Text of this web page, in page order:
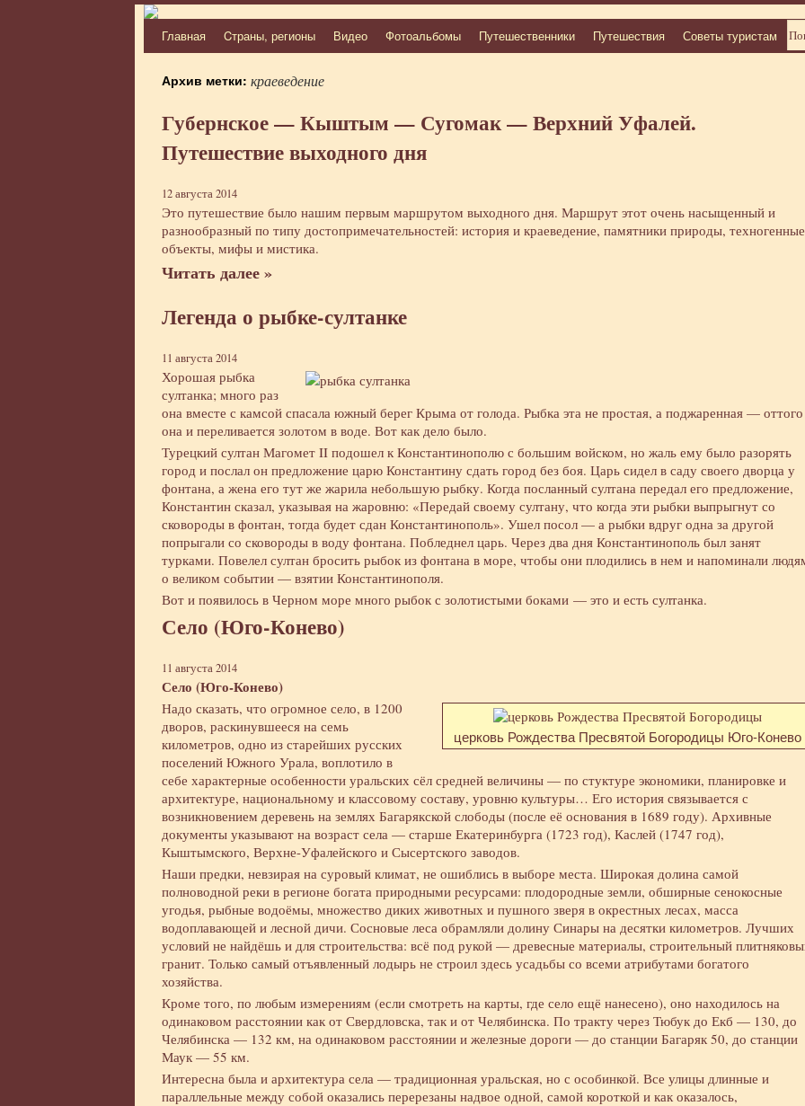
Перейти
Главная Cтраны, регионы Видео Фотоальбомы Путешественники Путешествия Советы туристам
Архив метки: краеведение
Губернское — Кыштым — Сугомак — Верхний Уфалей.
Путешествие выходного дня
12 августа 2014
Это путешествие было нашим первым маршрутом выходного дня. Маршрут этот очень насыщенный и
разнообразный по типу достопримечательностей: история и краеведение, памятники природы, техногенные
объекты, мифы и мистика.
Читать далее »
Легенда о рыбке-султанке
11 августа 2014
Хорошая рыбка
султанка; много раз
она вместе с камсой спасала южный берег Крыма от голода. Рыбка эта не простая, а поджаренная — оттого
она и переливается золотом в воде. Вот как дело было.
Турецкий султан Магомет II подошел к Константинополю с большим войском, но жаль ему было разорять
город и послал он предложение царю Константину сдать город без боя. Царь сидел в саду своего дворца у
фонтана, а жена его тут же жарила небольшую рыбку. Когда посланный султана передал его предложение,
Константин сказал, указывая на жаровню: «Передай своему султану, что когда эти рыбки выпрыгнут со
сковороды в фонтан, тогда будет сдан Константинополь». Ушел посол — а рыбки вдруг одна за другой
попрыгали со сковороды в воду фонтана. Побледнел царь. Через два дня Константинополь был занят
турками. Повелел султан бросить рыбок из фонтана в море, чтобы они плодились в нем и напоминали
о великом событии — взятии Константинополя.
Вот и появилось в Черном море много рыбок с золотистыми боками — это и есть султанка.
Село (Юго-Конево)
11 августа 2014
Село (Юго-Конево)
церковь Рождества Пресвятой Богородицы Юго-Конево
Надо сказать, что огромное село, в 1200
дворов, раскинувшееся на семь
километров, одно из старейших русских
поселений Южного Урала, воплотило в
себе характерные особенности уральских сёл средней величины — по стуктуре экономики, планировке и
архитектуре, национальному и классовому составу, уровню культуры… Его история связывается с
возникновением деревень на землях Багарякской слободы (после её основания в 1689 году). Архивные
документы указывают на возраст села — старше Екатеринбурга (1723 год), Каслей (1747 год),
Кыштымского, Верхне-Уфалейского и Сысертского заводов.
Наши предки, невзирая на суровый климат, не ошиблись в выборе места. Широкая долина самой
полноводной реки в регионе богата природными ресурсами: плодородные земли, обширные сенокосные
угодья, рыбные водоёмы, множество диких животных и пушного зверя в окрестных лесах, масса
водоплавающей и лесной дичи. Сосновые леса обрамляли долину Синары на десятки километров. Лучших
условий не найдёшь и для строительства: всё под рукой — древесные материалы, строительный
гранит. Только самый отъявленный лодырь не строил здесь усадьбы со всеми атрибутами богатого
хозяйства.
Кроме того, по любым измерениям (если смотреть на карты, где село ещё нанесено), оно находилось на
одинаковом расстоянии как от Свердловска, так и от Челябинска. По тракту через Тюбук до Екб — 130, до
Челябинска — 132 км, на одинаковом расстоянии и железные дороги — до станции Багаряк 50, до станции
Маук — 55 км.
Интересна была и архитектура села — традиционная уральская, но с особинкой. Все улицы длинные и
параллельные между собой оказались перерезаны надвое одной, самой короткой и как оказалось,